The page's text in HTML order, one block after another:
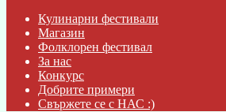
Кулинарни фестивали
Магазин
Фолклорен фестивал
За нас
Конкурс
Добрите примери
Свържете се с НАС :)